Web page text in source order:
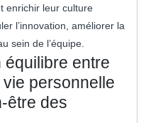
enrichir leur culture
l’innovation, améliorer la
sein de l’équipe.
équilibre entre
personnelle
être des